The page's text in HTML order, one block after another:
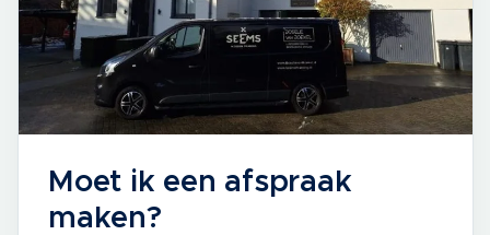
Moet ik een afspraak
maken?